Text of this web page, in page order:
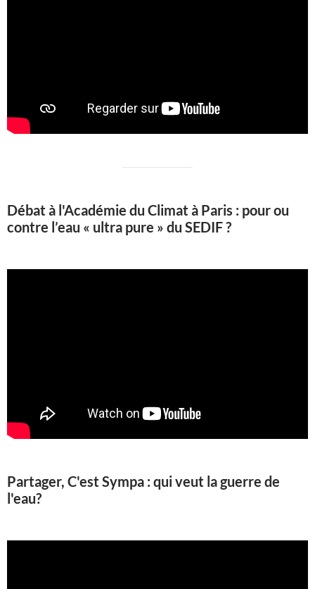
Débat à l'Académie du Climat à Paris : pour ou
contre l’eau « ultra pure » du SEDIF ?
Partager, C'est Sympa : qui veut la guerre de
l'eau?